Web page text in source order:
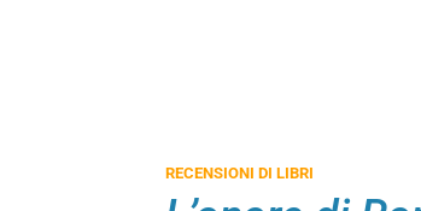
RECENSIONI DI LIBRI